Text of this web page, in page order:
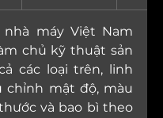
chủ kỹ thuật sản
các loại trên, linh
chỉnh mật độ, màu
và bao bì theo